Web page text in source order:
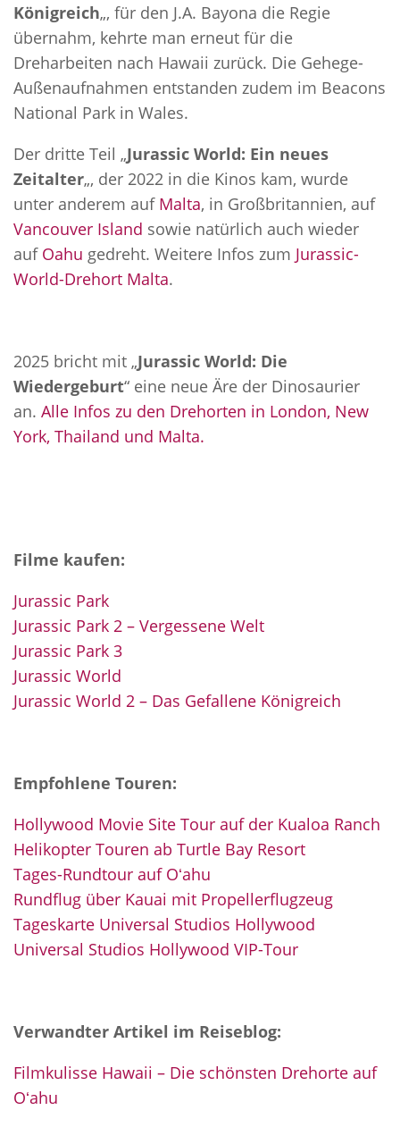
Königreich„, für den J.A. Bayona die Regie
übernahm, kehrte man erneut für die
Dreharbeiten nach Hawaii zurück. Die Gehege-
Außenaufnahmen entstanden zudem im Beacons
National Park in Wales.
Der dritte Teil „Jurassic World: Ein neues
Zeitalter„, der 2022 in die Kinos kam, wurde
unter anderem auf Malta, in Großbritannien, auf
Vancouver Island sowie natürlich auch wieder
auf Oahu gedreht. Weitere Infos zum Jurassic-
World-Drehort Malta.
2025 bricht mit „Jurassic World: Die
Wiedergeburt“ eine neue Äre der Dinosaurier
an. Alle Infos zu den Drehorten in London, New
York, Thailand und Malta.
Filme kaufen:
Jurassic Park
Jurassic Park 2 – Vergessene Welt
Jurassic Park 3
Jurassic World
Jurassic World 2 – Das Gefallene Königreich
Empfohlene Touren:
Hollywood Movie Site Tour auf der Kualoa Ranch
Helikopter Touren ab Turtle Bay Resort
Tages-Rundtour auf Oʻahu
Rundflug über Kauai mit Propellerflugzeug
Tageskarte Universal Studios Hollywood
Universal Studios Hollywood VIP-Tour
Verwandter Artikel im Reiseblog:
Filmkulisse Hawaii – Die schönsten Drehorte auf
Oʻahu